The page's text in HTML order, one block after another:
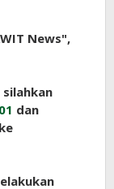
News",
dan